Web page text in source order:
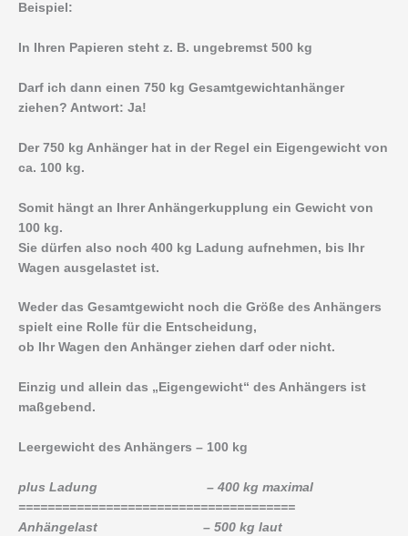
Beispiel:
In Ihren Papieren steht z. B. ungebremst 500 kg
Darf ich dann einen 750 kg Gesamtgewichtanhänger
ziehen? Antwort: Ja!
Der 750 kg Anhänger hat in der Regel ein Eigengewicht von
ca. 100 kg.
Somit hängt an Ihrer Anhängerkupplung ein Gewicht von
100 kg.
Sie dürfen also noch 400 kg Ladung aufnehmen, bis Ihr
Wagen ausgelastet ist.
Weder das Gesamtgewicht noch die Größe des Anhängers
spielt eine Rolle für die Entscheidung,
ob Ihr Wagen den Anhänger ziehen darf oder nicht.
Einzig und allein das „Eigengewicht“ des Anhängers ist
maßgebend.
Leergewicht des Anhängers – 100 kg
plus Ladung – 400 kg maximal
======================================
Anhängelast – 500 kg laut